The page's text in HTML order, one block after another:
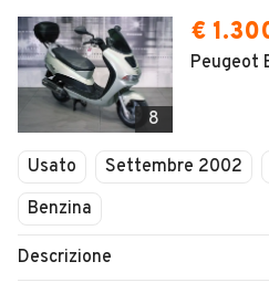
8
€
Peugeot
Usato Settembre 2002
Benzina
Descrizione